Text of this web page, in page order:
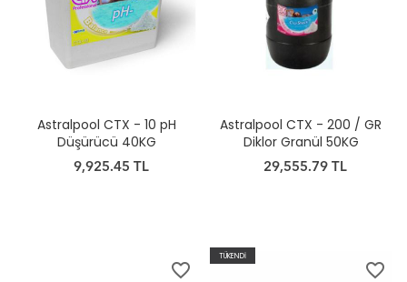
Astralpool CTX - 10 pH
Düşürücü 40KG
9,925.45 TL
Astralpool CTX - 200 / GR
Diklor Granül 50KG
29,555.79 TL
favorite_border
TÜKENDİ
favorite_border